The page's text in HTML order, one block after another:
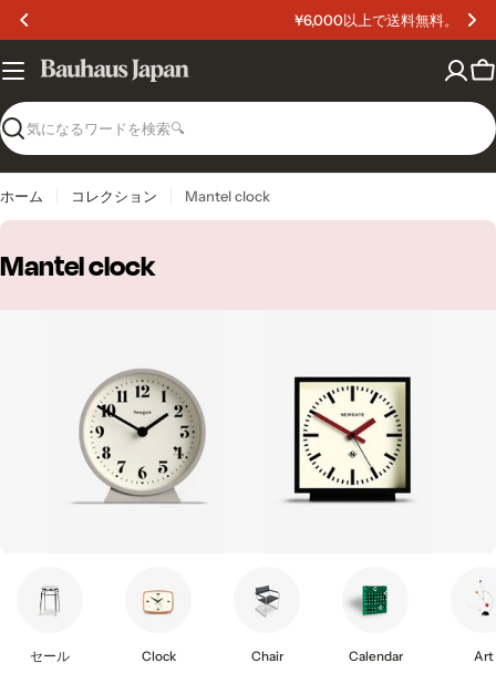
ン
へ
ス
プ
¥6,000以上で送料無料。
検
カ
ー
ト
ホーム コレクション Mantel clock
C
Mantel clock
セール Clock Chair Calendar Art